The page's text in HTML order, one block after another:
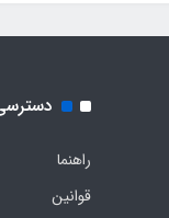
راهنما
قوانین